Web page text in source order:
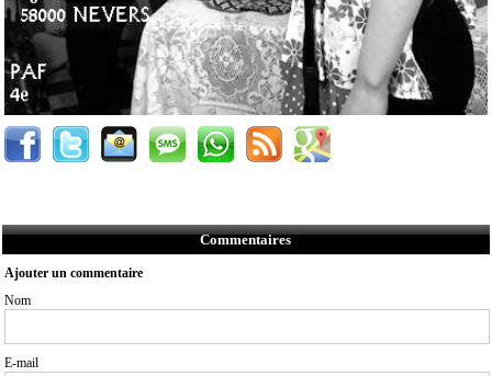
Commentaires
Ajouter un commentaire
Nom
E-mail